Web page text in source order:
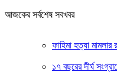
আজকের সর্বশেষ সবখবর
ফাহিমা হত্যা
১৭ বছরের দীর্ঘ